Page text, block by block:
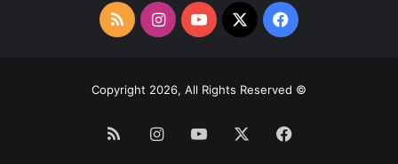
فيسبوك
‫X
‫YouTubeانستقرامملخص
RSS
© Copyright 2026, All Rights Reserved
فيسبوك ‫YouTubeانستقرام